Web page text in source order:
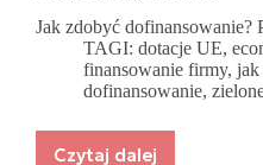
Jak zdobyć dofinansowanie?
TAGI: dotacje UE,
finansowanie firmy, jak
dofinansowanie,
Czytaj dalej